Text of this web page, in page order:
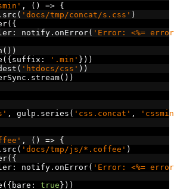
, () => {
. src ( 'docs/tmp/concat/s.css' )
({
: notify . onError( 'Error: <%=
())
({suffix : '.min' }))
( 'htdocs/css' ))
. stream())
, gulp . series ( 'css.concat' ,
, () => {
. src ( 'docs/tmp/js/*.coffee' )
({
: notify . onError( 'Error: <%=
({ bare : true}))